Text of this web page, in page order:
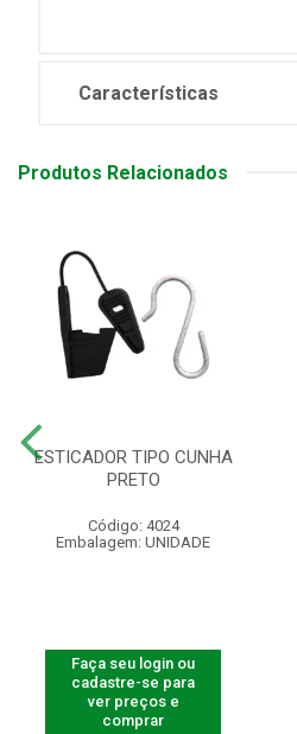
Características
Produtos Relacionados
ESTICADOR TIPO CUNHA
PRETO
Código: 4024
Embalagem: UNIDADE
Faça seu login ou
cadastre-se para
ver preços e
comprar